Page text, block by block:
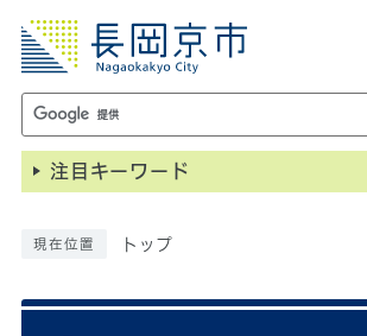
注目キーワード
現在位置 トップ